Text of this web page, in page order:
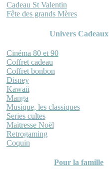
Cadeau St Valentin
Fête des grands Mères
Univers Cadeaux
Cinéma 80 et 90
Coffret cadeau
Coffret bonbon
Disney
Kawaii
Manga
Musique, les classiques
Series cultes
Maitresse Noël
Retrogaming
Coquin
Pour la famille